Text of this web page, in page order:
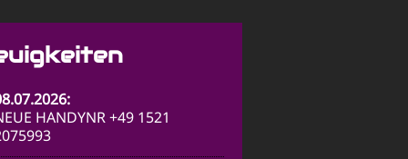
HANDYNR +49 1521